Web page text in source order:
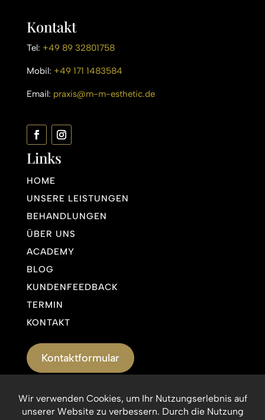
Kontakt
Tel: +49 89 32801758
Mobil: +49 171 1483584
Email: praxis@m-m-esthetic.de
Links
HOME
UNSERE LEISTUNGEN
BEHANDLUNGEN
ÜBER UNS
ACADEMY
BLOG
KUNDENFEEDBACK
TERMIN
KONTAKT
Kontaktformular
Datenschutzerklärung